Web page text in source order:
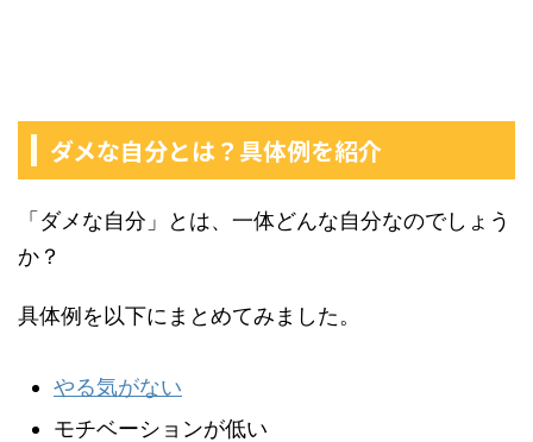
ダメな自分とは？具体例を紹介
「ダメな自分」とは、一体どんな自分なのでしょう
か？
具体例を以下にまとめてみました。
やる気がない
モチベーションが低い